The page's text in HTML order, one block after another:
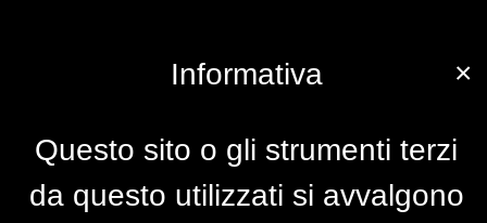
×
Informativa
Questo sito o gli strumenti terzi
da questo utilizzati si avvalgono